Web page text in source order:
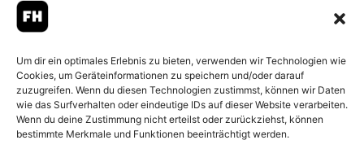
Um dir ein optimales Erlebnis zu bieten, verwenden wir Technologien wie
Cookies, um Geräteinformationen zu speichern und/oder darauf
zuzugreifen. Wenn du diesen Technologien zustimmst, können wir Daten
wie das Surfverhalten oder eindeutige IDs auf dieser Website verarbeiten.
Wenn du deine Zustimmung nicht erteilst oder zurückziehst, können
bestimmte Merkmale und Funktionen beeinträchtigt werden.
© 2007-2026 Fohlen-Hautnah.de
– Alle rechte vorbehalten.
Fohlen-Hautnah.de ist ein
offiziell eingetragenes Magazin